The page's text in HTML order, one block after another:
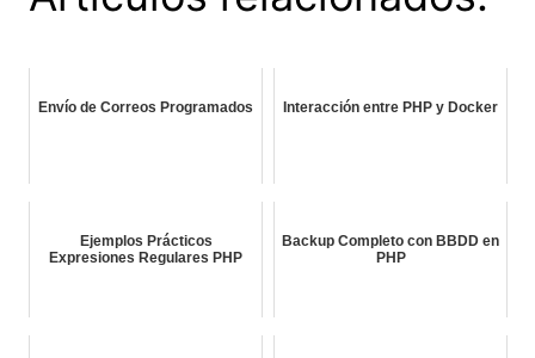
Envío de Correos Programados Interacción entre PHP y Docker
Ejemplos Prácticos
Expresiones Regulares PHP
Backup Completo con BBDD en
PHP